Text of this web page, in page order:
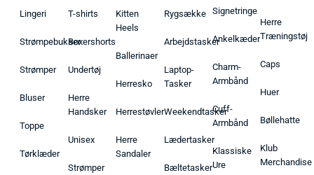
Lingeri
Strømpebukser
Strømper
Bluser
Toppe
Tørklæder
T-shirts
Boxershorts
Undertøj
Herre
Handsker
Unisex
Strømper
Kitten
Heels
Ballerinaer
Herresko
Herrestøvler
Herre
Sandaler
Rygsække
Arbejdstasker
Laptop-
Tasker
Weekendtasker
Lædertasker
Bæltetasker
Signetringe
Ankelkæder
Charm-
Armbånd
Cuff-
Armbånd
Klassiske
Ure
Herre
Træningstøj
Caps
Huer
Bøllehatte
Klub
Merchandise